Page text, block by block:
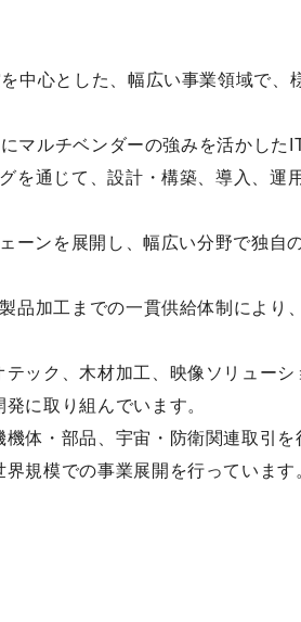
中心とした、幅広い事業領域で、
マルチベンダーの強みを活かした
を通じて、設計・構築、導入、運
ーンを展開し、幅広い分野で独自
品加工までの一貫供給体制により
ック、木材加工、映像ソリューシ
に取り組んでいます。
体・部品、宇宙・防衛関連取引を
規模での事業展開を行っています